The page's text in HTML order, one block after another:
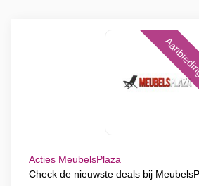
Acties MeubelsPlaza
Check de nieuwste deals bij